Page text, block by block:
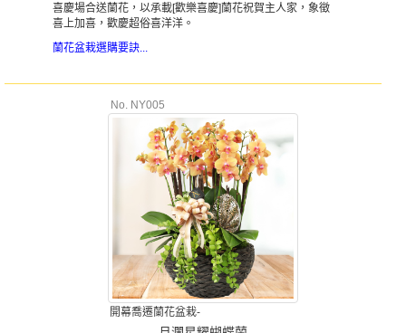
喜慶場合送蘭花，以承載[歡樂喜慶]蘭花祝賀主人家，象徵
喜上加喜，歡慶超俗喜洋洋。
蘭花盆栽選購要訣...
No. NY005
開幕喬遷蘭花盆栽-